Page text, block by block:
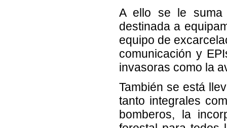
A ello se le suma
destinada a
equipo de
comunicación y
invasoras como la
También se está
tanto integrales
bomberos, la